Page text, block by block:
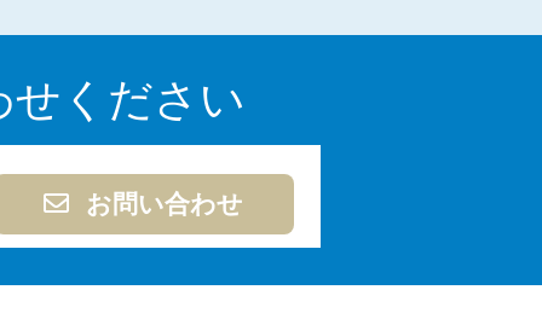
せください
お問い合わせ